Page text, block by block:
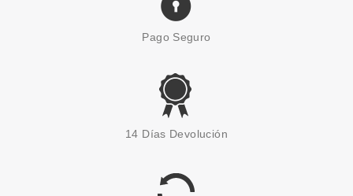
Pago Seguro
14 Días Devolución